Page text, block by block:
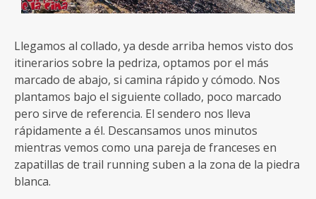
Llegamos al collado, ya desde arriba hemos visto dos
itinerarios sobre la pedriza, optamos por el más
marcado de abajo, si camina rápido y cómodo. Nos
plantamos bajo el siguiente collado, poco marcado
pero sirve de referencia. El sendero nos lleva
rápidamente a él. Descansamos unos minutos
mientras vemos como una pareja de franceses en
zapatillas de trail running suben a la zona de la piedra
blanca.